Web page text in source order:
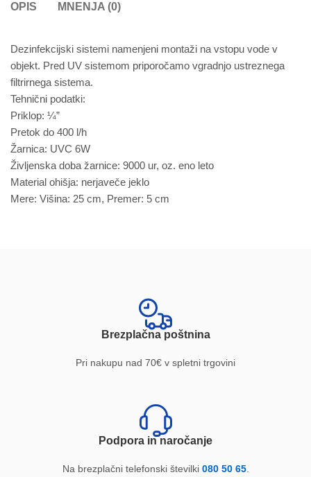
OPIS MNENJA (0)
Dezinfekcijski sistemi namenjeni montaži na vstopu vode v
objekt. Pred UV sistemom priporočamo vgradnjo ustreznega
filtrirnega sistema.
Tehnični podatki:
Priklop: ¼”
Pretok do 400 l/h
Žarnica: UVC 6W
Življenska doba žarnice: 9000 ur, oz. eno leto
Material ohišja: nerjaveče jeklo
Mere: Višina: 25 cm, Premer: 5 cm
Brezplačna poštnina
Pri nakupu nad 70€ v spletni trgovini
Podpora in naročanje
Na brezplačni telefonski številki 080 50 65.